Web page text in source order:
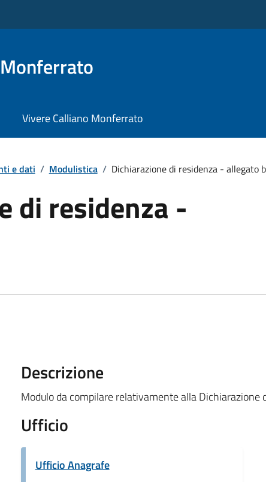
Vivere Calliano Monferrato
e dati / Modulistica / Dichiarazione di residenza - allegato b
di residenza -
Descrizione
Modulo da compilare relativamente alla Dichiarazione
Ufficio
Ufficio Anagrafe